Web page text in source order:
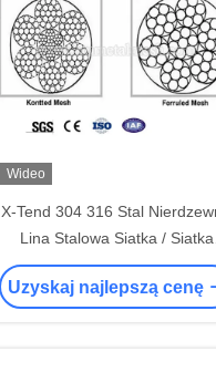
Wideo
X-Tend 304 316 Stal
Lina Stalowa Siatka / Siatka
Kablowa z Ferulami
Uzyskaj najlepszą cenę